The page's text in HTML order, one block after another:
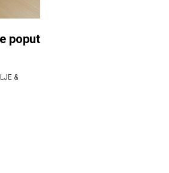
poput
&